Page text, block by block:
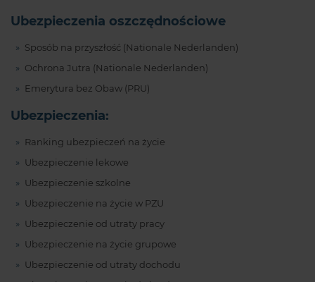
Ubezpieczenia oszczędnościowe
Sposób na przyszłość (Nationale Nederlanden)
Ochrona Jutra (Nationale Nederlanden)
Emerytura bez Obaw (PRU)
Ubezpieczenia:
Ranking ubezpieczeń na życie
Ubezpieczenie lekowe
Ubezpieczenie szkolne
Ubezpieczenie na życie w PZU
Ubezpieczenie od utraty pracy
Ubezpieczenie na życie grupowe
Ubezpieczenie od utraty dochodu